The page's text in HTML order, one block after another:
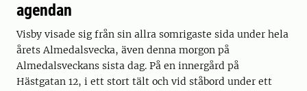
agendan
Visby visade sig från sin allra somrigaste sida under hela
årets Almedalsvecka, även denna morgon på
Almedalsveckans sista dag. På en innergård på
Hästgatan 12, i ett stort tält och vid ståbord under ett